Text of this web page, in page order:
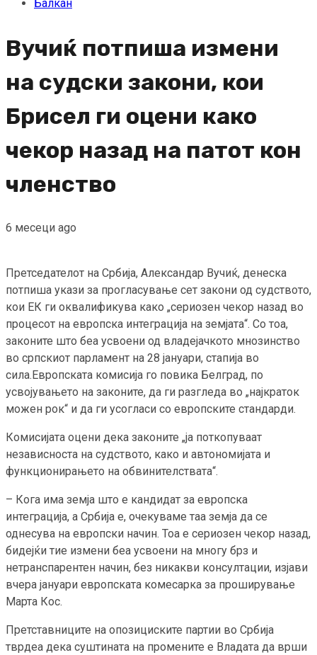
Балкан
Вучиќ потпиша измени
на судски закони, кои
Брисел ги оцени како
чекор назад на патот кон
членство
6 месеци ago
Претседателот на Србија, Александар Вучиќ, денеска
потпиша укази за прогласување сет закони од судството,
кои ЕК ги оквалификува како „сериозен чекор назад во
процесот на европска интеграција на земјата“. Со тоа,
законите што беа усвоени од владејачкото мнозинство
во српскиот парламент на 28 јануари, стапија во
сила.Европската комисија го повика Белград, по
усвојувањето на законите, да ги разгледа во „најкраток
можен рок“ и да ги усогласи со европските стандарди.
Комисијата оцени дека законите „ја поткопуваат
независноста на судството, како и автономијата и
функционирањето на обвинителствата“.
– Кога има земја што е кандидат за европска
интеграција, а Србија е, очекуваме таа земја да се
однесува на европски начин. Тоа е сериозен чекор назад,
бидејќи тие измени беа усвоени на многу брз и
нетранспарентен начин, без никакви консултации, изјави
вчера јануари европската комесарка за проширување
Марта Кос.
Претставниците на опозициските партии во Србија
тврдеа дека суштината на промените е Владата да врши